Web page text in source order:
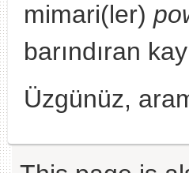
mimari(ler)
barındıran
Üzgünüz,